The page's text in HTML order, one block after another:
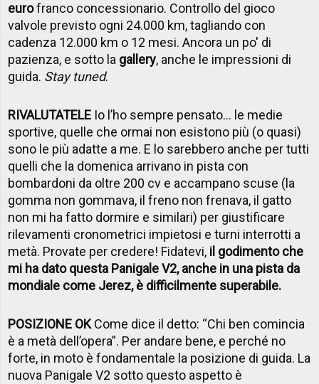
eurofranco concessionario. Controllo del gioco
valvole previsto ogni 24.000 km, tagliando con
cadenza 12.000 km o 12 mesi. Ancora un po' di
pazienza, e sotto la gallery, anche le impressioni di
guida. Stay tuned.
RIVALUTATELE Io l’ho sempre pensato… le medie
sportive, quelle che ormai non esistono più (o quasi)
sono le più adatte a me. E lo sarebbero anche per tutti
quelli che la domenica arrivano in pista con
bombardoni da oltre 200 cv e accampano scuse (la
gomma non gommava, il freno non frenava, il gatto
non mi ha fatto dormire e similari) per giustificare
rilevamenti cronometrici impietosi e turni interrotti a
metà. Provate per credere! Fidatevi, il godimento che
mi ha dato questa Panigale V2, anche in una pista da
mondiale come Jerez, è difficilmente superabile.
POSIZIONE OKCome dice il detto: “Chi ben comincia
è a metà dell’opera”. Per andare bene, e perché no
forte, in moto è fondamentale la posizione di guida. La
nuova Panigale V2 sotto questo aspetto è